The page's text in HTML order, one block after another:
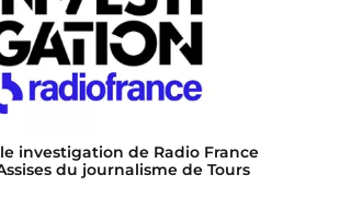
investigation de Radio France
du journalisme de Tours